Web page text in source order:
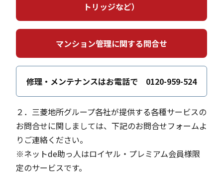
トリッジなど）
マンション管理に関する問合せ
修理・メンテナンスはお電話で 0120-959-524
２．三菱地所グループ各社が提供する各種サービスの
お問合せに関しましては、下記のお問合せフォームよ
りご連絡ください。
※ネットde助っ人はロイヤル・プレミアム会員様限
定のサービスです。